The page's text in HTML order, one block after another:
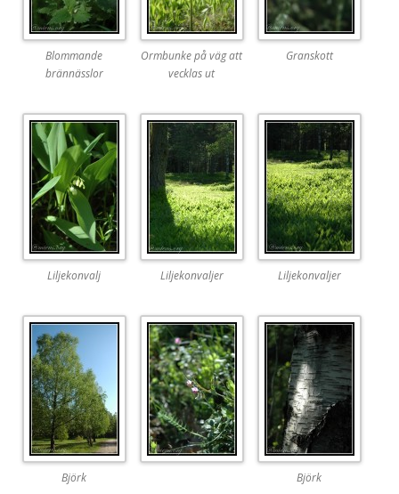
Blommande
brännässlor
Ormbunke på väg att
vecklas ut
Granskott
Liljekonvalj Liljekonvaljer Liljekonvaljer
Björk Björk